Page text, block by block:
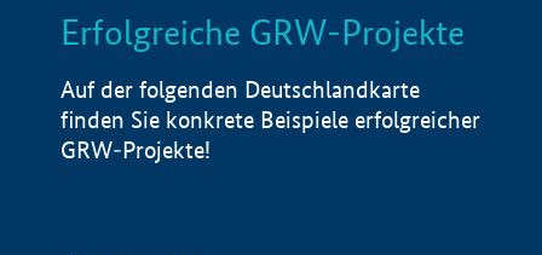
LISTE Info
Erfolgreiche GRW-Projekte
Auf der folgenden Deutschlandkarte
finden Sie konkrete Beispiele erfolgreicher
GRW-Projekte!